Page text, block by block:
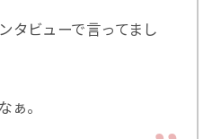
タビューで言ってまし
ぁ。